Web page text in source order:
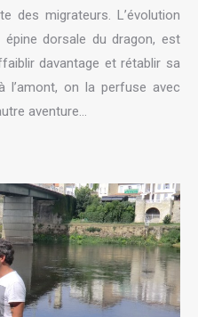
des migrateurs. L’évolution
épine dorsale du dragon, est
davantage et rétablir sa
l’amont, on la perfuse avec
aventure…